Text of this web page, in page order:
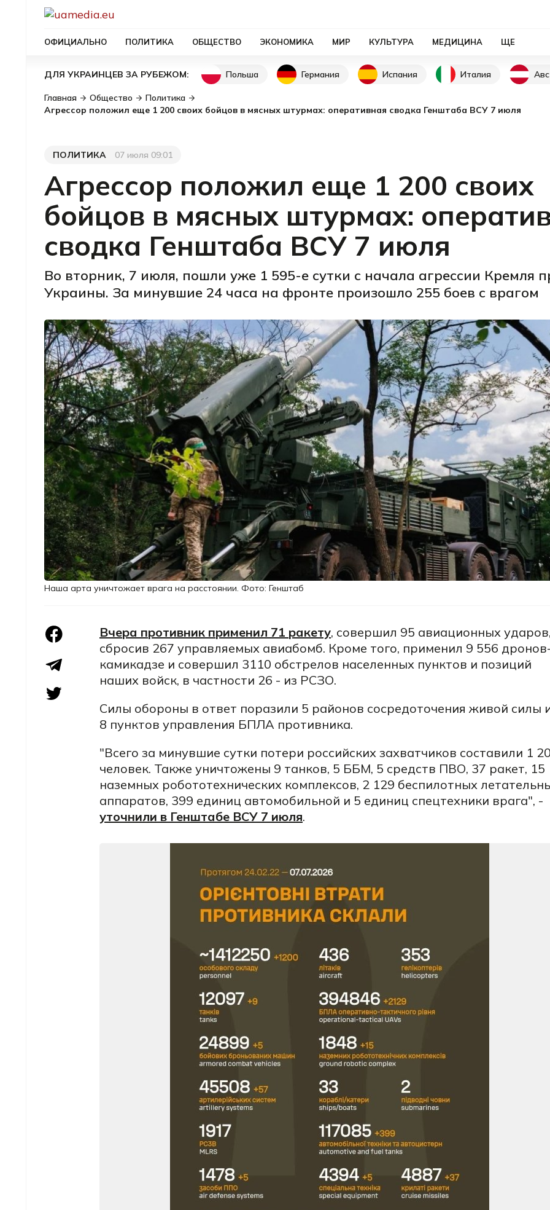
ОФИЦИАЛЬНО ПОЛИТИКА ОБЩЕСТВО ЭКОНОМИКА МИР КУЛЬТУРА МЕДИЦИНА ЩЕ
ДЛЯ УКРАИНЦЕВ ЗА РУБЕЖОМ: Польша Германия Испания Италия
Главная Общество
Политика
Агрессор положил еще 1 200 своих бойцов в мясных штурмах: оперативная сводка Генштаба ВСУ 7 июля
Категория
ПОЛИТИКА
Дата публикации
07 июля 09:01
Агрессор положил еще 1 200 своих
бойцов в мясных штурмах:
сводка Генштаба ВСУ 7 июля
Во вторник, 7 июля, пошли уже 1 595-е сутки с начала агрессии Кремля
Украины. За минувшие 24 часа на фронте произошло 255 боев с врагом
Наша арта уничтожает врага на расстоянии. Фото: Генштаб
Вчера противник применил 71 ракету, совершил 95 авиационных
сбросив 267 управляемых авиабомб. Кроме того, применил 9 556
камикадзе и совершил 3110 обстрелов населенных пунктов и позиций
наших войск, в частности 26 - из РСЗО.
Силы обороны в ответ поразили 5 районов сосредоточения живой силы
8 пунктов управления БПЛА противника.
"Всего за минувшие сутки потери российских захватчиков составили 1
человек. Также уничтожены 9 танков, 5 ББМ, 5 средств ПВО, 37 ракет, 15
наземных робототехнических комплексов, 2 129 беспилотных
аппаратов, 399 единиц автомобильной и 5 единиц спецтехники врага", -
уточнили в Генштабе ВСУ 7 июля.